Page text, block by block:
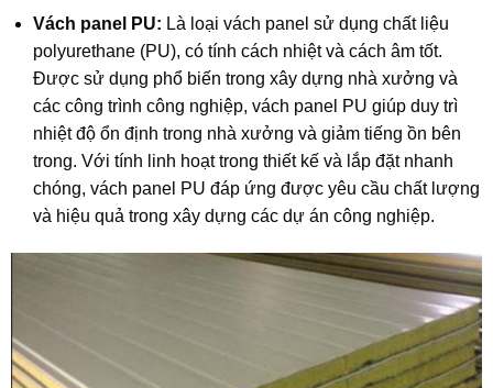
Vách panel PU: Là loại vách panel sử dụng chất liệu
polyurethane (PU), có tính cách nhiệt và cách âm tốt.
Được sử dụng phổ biến trong xây dựng nhà xưởng và
các công trình công nghiệp, vách panel PU giúp duy trì
nhiệt độ ổn định trong nhà xưởng và giảm tiếng ồn bên
trong. Với tính linh hoạt trong thiết kế và lắp đặt nhanh
chóng, vách panel PU đáp ứng được yêu cầu chất lượng
và hiệu quả trong xây dựng các dự án công nghiệp.